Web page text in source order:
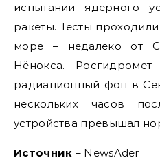
испытании ядерного
ракеты. Тесты
море – недалеко от
Нёнокса.
радиационный фон в
нескольких часов
устройства превышал
Источник – NewsAder